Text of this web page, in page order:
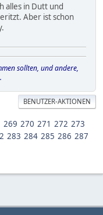
alles in Dutt und
Aber ist schon
sollten, und andere,
BENUTZER-AKTIONEN
269 270 271 272 273
283 284 285 286 287